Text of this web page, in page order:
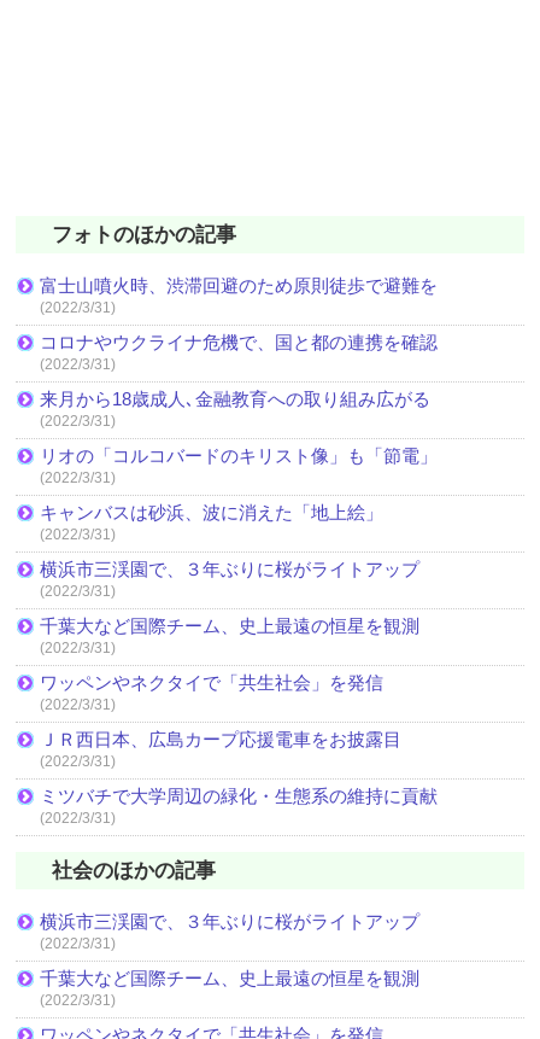
フォトのほかの記事
富士山噴火時、渋滞回避のため原則徒歩で避難を
(2022/3/31)
コロナやウクライナ危機で、国と都の連携を確認
(2022/3/31)
来月から18歳成人､金融教育への取り組み広がる
(2022/3/31)
リオの「コルコバードのキリスト像」も「節電」
(2022/3/31)
キャンバスは砂浜、波に消えた「地上絵」
(2022/3/31)
横浜市三渓園で、３年ぶりに桜がライトアップ
(2022/3/31)
千葉大など国際チーム、史上最遠の恒星を観測
(2022/3/31)
ワッペンやネクタイで「共生社会」を発信
(2022/3/31)
ＪＲ西日本、広島カープ応援電車をお披露目
(2022/3/31)
ミツバチで大学周辺の緑化・生態系の維持に貢献
(2022/3/31)
社会のほかの記事
横浜市三渓園で、３年ぶりに桜がライトアップ
(2022/3/31)
千葉大など国際チーム、史上最遠の恒星を観測
(2022/3/31)
ワッペンやネクタイで「共生社会」を発信